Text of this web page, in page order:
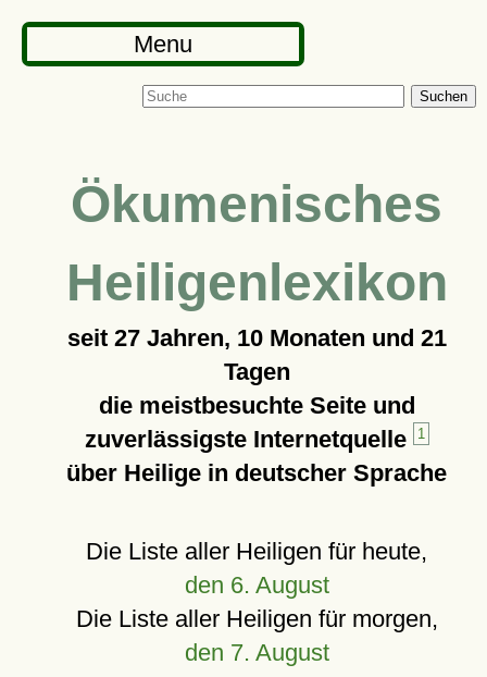
Menu
Suchen
Ökumenisches
Heiligenlexikon
seit 27 Jahren, 10 Monaten und 21
Tagen
die meistbesuchte Seite und
zuverlässigste Internetquelle
1
über Heilige in deutscher Sprache
Die Liste aller Heiligen für heute,
den 6. August
Die Liste aller Heiligen für morgen,
den 7. August